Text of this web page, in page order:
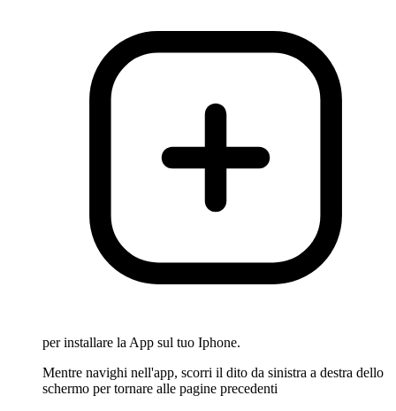
per installare la App sul tuo Iphone.
Mentre navighi nell'app, scorri il dito da sinistra a destra dello
schermo per tornare alle pagine precedenti